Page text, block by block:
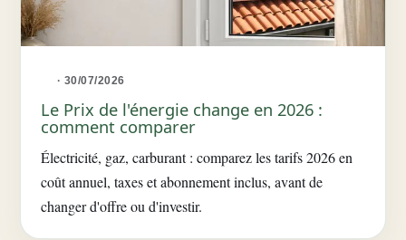
· 30/07/2026
Le Prix de l'énergie change en 2026 :
comment comparer
Électricité, gaz, carburant : comparez les tarifs 2026 en
coût annuel, taxes et abonnement inclus, avant de
changer d'offre ou d'investir.